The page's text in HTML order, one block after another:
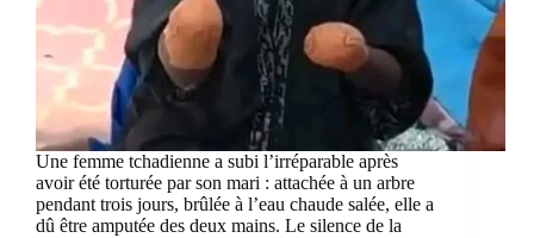
Une femme tchadienne a subi l’irréparable après
avoir été torturée par son mari : attachée à un arbre
pendant trois jours, brûlée à l’eau chaude salée, elle a
dû être amputée des deux mains. Le silence de la